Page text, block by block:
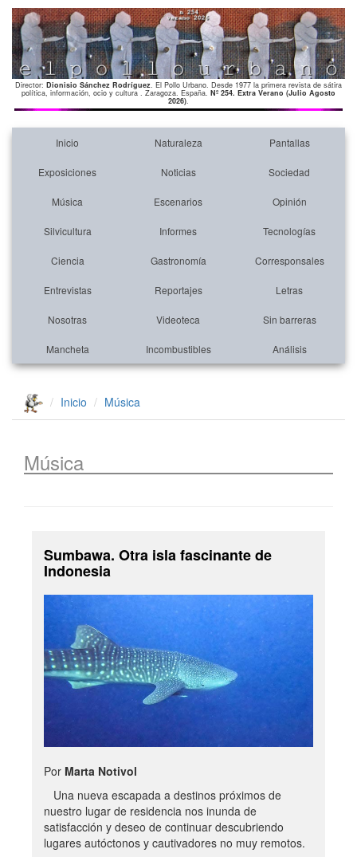
Director: Dionisio Sánchez Rodríguez. El Pollo Urbano. Desde 1977 la primera revista de sátira
política, información, ocio y cultura . Zaragoza. España. Nº 254. Extra Verano (Julio Agosto
2026).
Inicio Naturaleza Pantallas
Exposiciones Noticias Sociedad
Música Escenarios Opinión
Silvicultura Informes Tecnologías
Ciencia Gastronomía Corresponsales
Entrevistas Reportajes Letras
Nosotras Videoteca Sin barreras
Mancheta Incombustibles Análisis
Inicio Música
Música
Sumbawa. Otra isla fascinante de
Indonesia
Por Marta Notivol
Una nueva escapada a destinos próximos de
nuestro lugar de residencia nos inunda de
satisfacción y deseo de continuar descubriendo
lugares autóctonos y cautivadores no muy remotos.